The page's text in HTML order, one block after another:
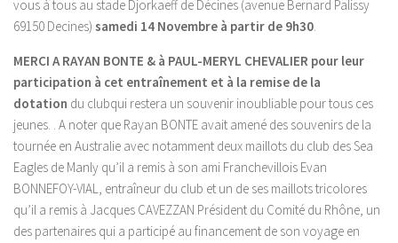
vous à tous au stade Djorkaeff de Décines (avenue Bernard Palissy
69150 Decines) samedi 14 Novembre à partir de 9h30.
MERCI A RAYAN BONTE & à PAUL-MERYL CHEVALIER pour leur
participation à cet entraînement et à la remise de la
dotation du clubqui restera un souvenir inoubliable pour tous ces
jeunes. . A noter que Rayan BONTE avait amené des souvenirs de la
tournée en Australie avec notamment deux maillots du club des Sea
Eagles de Manly qu’il a remis à son ami Franchevillois Evan
BONNEFOY-VIAL, entraîneur du club et un de ses maillots tricolores
qu’il a remis à Jacques CAVEZZAN Président du Comité du Rhône, un
des partenaires qui a participé au financement de son voyage en